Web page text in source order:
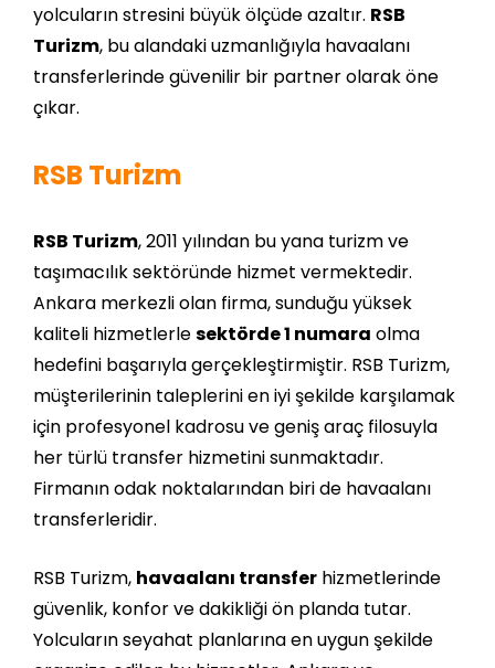
yolcuların stresini büyük ölçüde azaltır. RSB
Turizm, bu alandaki uzmanlığıyla havaalanı
transferlerinde güvenilir bir partner olarak öne
çıkar.
RSB Turizm
RSB Turizm, 2011 yılından bu yana turizm ve
taşımacılık sektöründe hizmet vermektedir.
Ankara merkezli olan firma, sunduğu yüksek
kaliteli hizmetlerlesektörde 1 numara olma
hedefini başarıyla gerçekleştirmiştir. RSB Turizm,
müşterilerinin taleplerini en iyi şekilde karşılamak
için profesyonel kadrosu ve geniş araç filosuyla
her türlü transfer hizmetini sunmaktadır.
Firmanın odak noktalarından biri de havaalanı
transferleridir.
RSB Turizm, havaalanı transfer hizmetlerinde
güvenlik, konfor ve dakikliği ön planda tutar.
Yolcuların seyahat planlarına en uygun şekilde